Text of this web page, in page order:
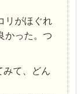
リがほぐれ
かった。つ
て、どん